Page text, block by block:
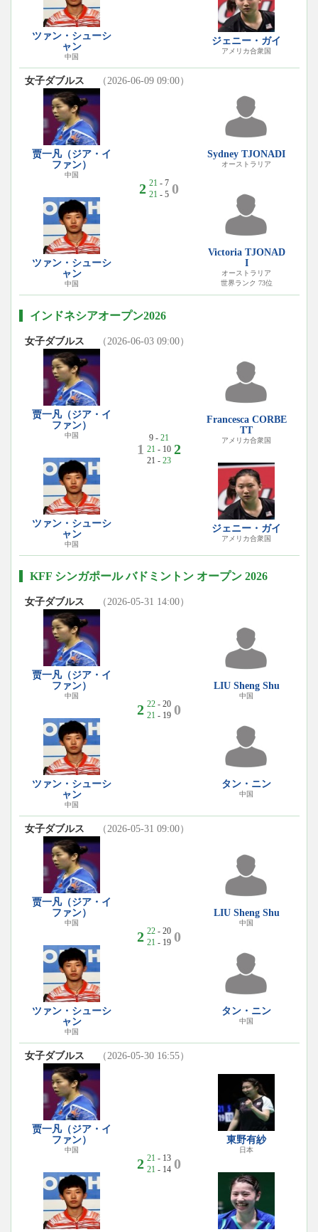
ツァン・シューシ
ャン
中国
ジェニー・ガイ
アメリカ合衆国
女子ダブルス （2026-06-09 09:00）
贾一凡（ジア・イ
ファン）
中国
ツァン・シューシ
ャン
中国
2 21 - 7
21 - 5 0
Sydney TJONADI
オーストラリア
Victoria TJONAD
I
オーストラリア
世界ランク 73位
インドネシアオープン2026
女子ダブルス （2026-06-03 09:00）
贾一凡（ジア・イ
ファン）
中国
ツァン・シューシ
ャン
中国
1
9 - 21
21 - 10
21 - 23
2
Francesca CORBE
TT
アメリカ合衆国
ジェニー・ガイ
アメリカ合衆国
KFF シンガポール バドミントン オープン 2026
女子ダブルス （2026-05-31 14:00）
贾一凡（ジア・イ
ファン）
中国
ツァン・シューシ
ャン
中国
2 22- 20
21 - 19 0
LIU Sheng Shu
中国
タン・ニン
中国
女子ダブルス （2026-05-31 09:00）
贾一凡（ジア・イ
ファン）
中国
ツァン・シューシ
ャン
中国
2 22- 20
21 - 19 0
LIU Sheng Shu
中国
タン・ニン
中国
女子ダブルス （2026-05-30 16:55）
贾一凡（ジア・イ
ファン）
中国
2 21 - 13
21 - 14 0
東野有紗
日本